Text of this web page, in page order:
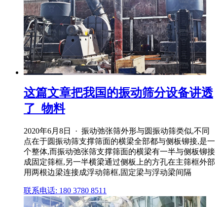
这篇文章把我国的振动筛分设备讲透
了_物料
2020年6月8日 · 振动弛张筛外形与圆振动筛类似,不同
点在于圆振动筛支撑筛面的横梁全部都与侧板铆接,是一
个整体,而振动弛张筛支撑筛面的横梁有一半与侧板铆接
成固定筛框,另一半横梁通过侧板上的方孔在主筛框外部
用两根边梁连接成浮动筛框,固定梁与浮动梁间隔
联系电话: 180 3780 8511